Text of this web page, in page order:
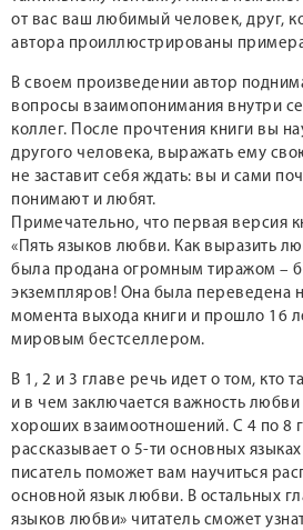
от вас ваш любимый человек, друг,
автора проиллюстрированы
В своем произведении автор
вопросы взаимопонимания внутри
коллег. После прочтения книги вы
другого человека, выражать ему
не заставит себя ждать: вы и сами
понимают и любят.
Примечательно, что первая версия
«Пять языков любви. Как выразить
была продана огромным тиражом –
экземпляров! Она была переведена
момента выхода книги и прошло 16
мировым бестселлером.
В 1, 2 и 3 главе речь идет о том, кто
и в чем заключается важность
хороших взаимоотношений. С 4 по 8
рассказывает о 5-ти основных
писатель поможет вам научиться
основной язык любви. В остальных
языков любви» читатель сможет